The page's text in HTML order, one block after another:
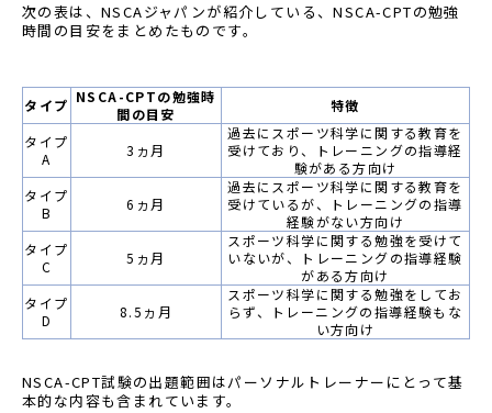
次の表は、NSCAジャパンが紹介している、NSCA-CPTの勉強
時間の目安をまとめたものです。
タイプ NSCA-CPTの勉強時
間の目安
特徴
タイプ
A
3ヵ月
過去にスポーツ科学に関する教育を
受けており、トレーニングの指導経
験がある方向け
タイプ
B
6ヵ月
過去にスポーツ科学に関する教育を
受けているが、トレーニングの指導
経験がない方向け
タイプ
C
5ヵ月
スポーツ科学に関する勉強を受けて
いないが、トレーニングの指導経験
がある方向け
タイプ
D
8.5ヵ月
スポーツ科学に関する勉強をしてお
らず、トレーニングの指導経験もな
い方向け
NSCA-CPT試験の出題範囲はパーソナルトレーナーにとって基
本的な内容も含まれています。